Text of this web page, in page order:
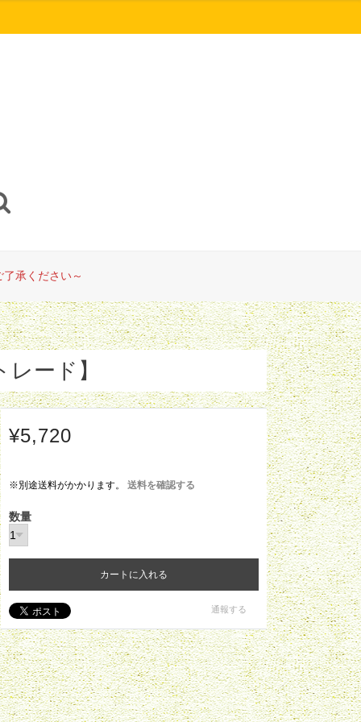
承ください～
ード】
¥5,720
※別途送料がかかります。 送料を確認する
数量
カートに入れる
通報する